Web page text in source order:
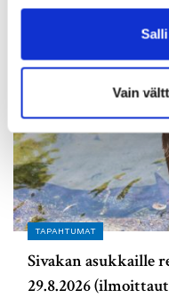
Vain
TAPAHTUMAT
Sivakan asukkaille
29.8.2026